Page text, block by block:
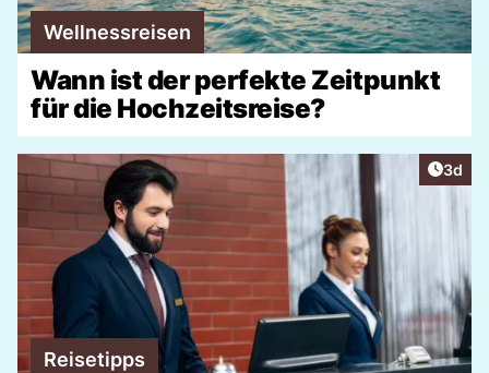
Wellnessreisen
Wann ist der perfekte Zeitpunkt
für die Hochzeitsreise?
3d
Reisetipps